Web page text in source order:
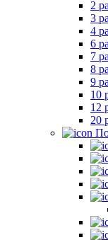
2
3
4
6
7
8
9
10
12
20